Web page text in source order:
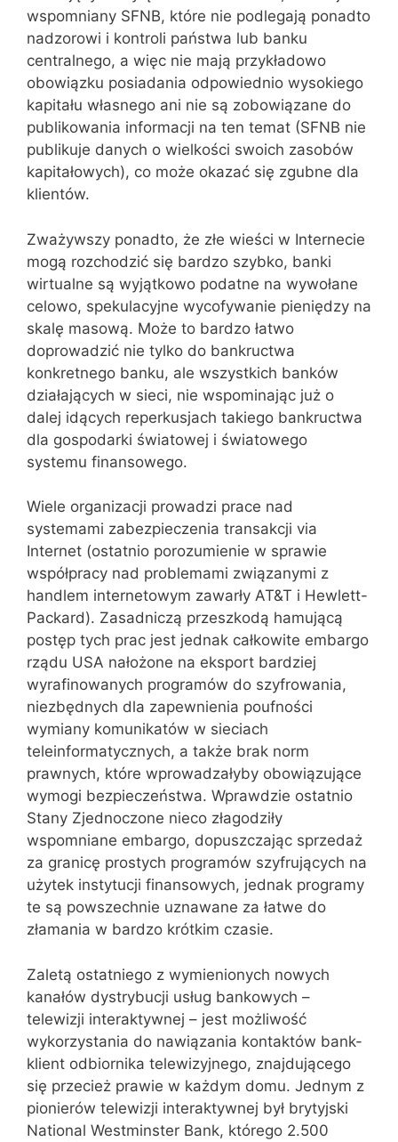
wspomniany SFNB, które nie podlegają ponadto
nadzorowi i kontroli państwa lub banku
centralnego, a więc nie mają przykładowo
obowiązku posiadania odpowiednio wysokiego
kapitału własnego ani nie są zobowiązane do
publikowania informacji na ten temat (SFNB nie
publikuje danych o wielkości swoich zasobów
kapitałowych), co może okazać się zgubne dla
klientów.
Zważywszy ponadto, że złe wieści w Internecie
mogą rozchodzić się bardzo szybko, banki
wirtualne są wyjątkowo podatne na wywołane
celowo, spekulacyjne wycofywanie pieniędzy na
skalę masową. Może to bardzo łatwo
doprowadzić nie tylko do bankructwa
konkretnego banku, ale wszystkich banków
działających w sieci, nie wspominając już o
dalej idących reperkusjach takiego bankructwa
dla gospodarki światowej i światowego
systemu finansowego.
Wiele organizacji prowadzi prace nad
systemami zabezpieczenia transakcji via
Internet (ostatnio porozumienie w sprawie
współpracy nad problemami związanymi z
handlem internetowym zawarły AT&T i Hewlett-
Packard). Zasadniczą przeszkodą hamującą
postęp tych prac jest jednak całkowite embargo
rządu USA nałożone na eksport bardziej
wyrafinowanych programów do szyfrowania,
niezbędnych dla zapewnienia poufności
wymiany komunikatów w sieciach
teleinformatycznych, a także brak norm
prawnych, które wprowadzałyby obowiązujące
wymogi bezpieczeństwa. Wprawdzie ostatnio
Stany Zjednoczone nieco złagodziły
wspomniane embargo, dopuszczając sprzedaż
za granicę prostych programów szyfrujących na
użytek instytucji finansowych, jednak programy
te są powszechnie uznawane za łatwe do
złamania w bardzo krótkim czasie.
Zaletą ostatniego z wymienionych nowych
kanałów dystrybucji usług bankowych –
telewizji interaktywnej – jest możliwość
wykorzystania do nawiązania kontaktów bank-
klient odbiornika telewizyjnego, znajdującego
się przecież prawie w każdym domu. Jednym z
pionierów telewizji interaktywnej był brytyjski
National Westminster Bank, którego 2.500